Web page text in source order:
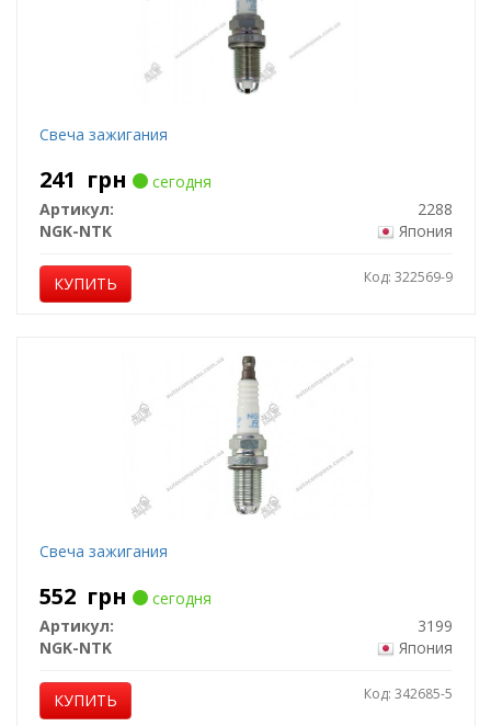
Свеча зажигания
241 грн
сегодня
Артикул:
2288
NGK-NTK
Япония
КУПИТЬ Код: 322569-9
Свеча зажигания
552 грн
сегодня
Артикул:
3199
NGK-NTK
Япония
КУПИТЬ Код: 342685-5